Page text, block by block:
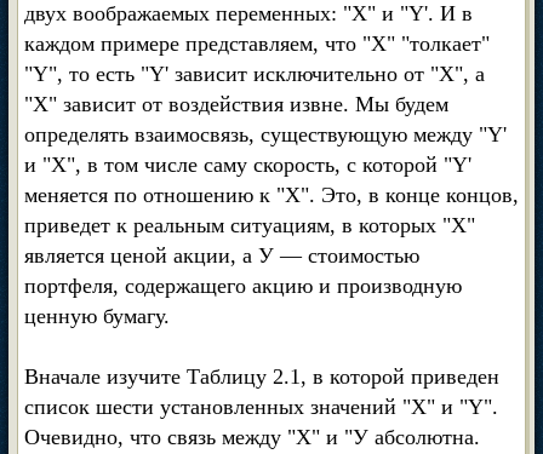
двух воображаемых переменных: "X" и "Y'. И в
каждом примере представляем, что "X" "толкает"
"Y", то есть "Y' зависит исключительно от "X", а
"X" зависит от воздействия извне. Мы будем
определять взаимосвязь, существующую между "Y'
и "X", в том числе саму скорость, с которой "Y'
меняется по отношению к "X". Это, в конце концов,
приведет к реальным ситуациям, в которых "X"
является ценой акции, а У — стоимостью
портфеля, содержащего акцию и производную
ценную бумагу.
Вначале изучите Таблицу 2.1, в которой приведен
список шести установленных значений "X" и "Y".
Очевидно, что связь между "X" и "У абсолютна.